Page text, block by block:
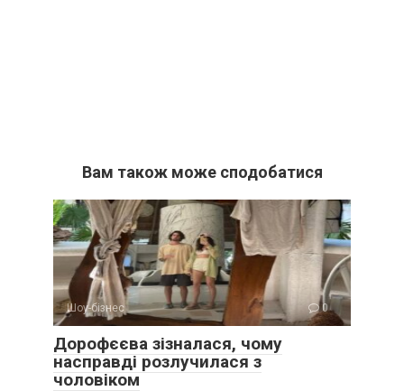
Вам також може сподобатися
Шоу-бізнес 0
Дорофєєва зізналася, чому
насправді розлучилася з
чоловіком